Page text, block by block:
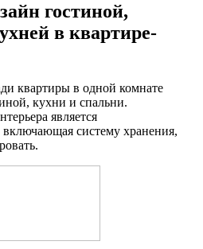
гостиной,
в квартире-
квартиры в одной комнате
кухни и спальни.
является
систему хранения,